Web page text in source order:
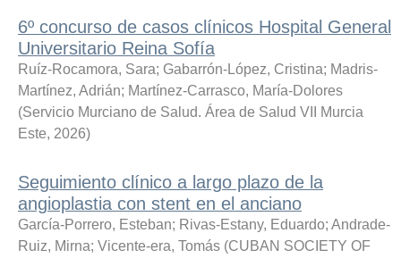
6º concurso de casos clínicos Hospital General
Universitario Reina Sofía
Ruíz-Rocamora, Sara; Gabarrón-López, Cristina; Madris-
Martínez, Adrián; Martínez-Carrasco, María-Dolores
(Servicio Murciano de Salud. Área de Salud VII Murcia
Este, 2026)
Seguimiento clínico a largo plazo de la
angioplastia con stent en el anciano
García-Porrero, Esteban; Rivas-Estany, Eduardo; Andrade-
Ruiz, Mirna; Vicente-era, Tomás (CUBAN SOCIETY OF